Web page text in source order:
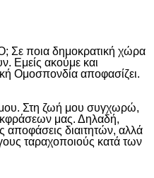
Σε ποια δημοκρατική χώρα
Εμείς ακούμε και
Ομοσπονδία αποφασίζει.
μου. Στη ζωή μου συγχωρώ,
μας. Δηλαδή,
αποφάσεις διαιτητών, αλλά
ταραχοποιούς κατά των